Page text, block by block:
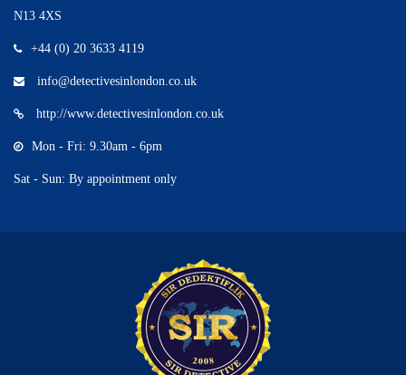
N13 4XS
+44 (0) 20 3633 4119
info@detectivesinlondon.co.uk
http://www.detectivesinlondon.co.uk
Mon - Fri: 9.30am - 6pm
Sat - Sun: By appointment only